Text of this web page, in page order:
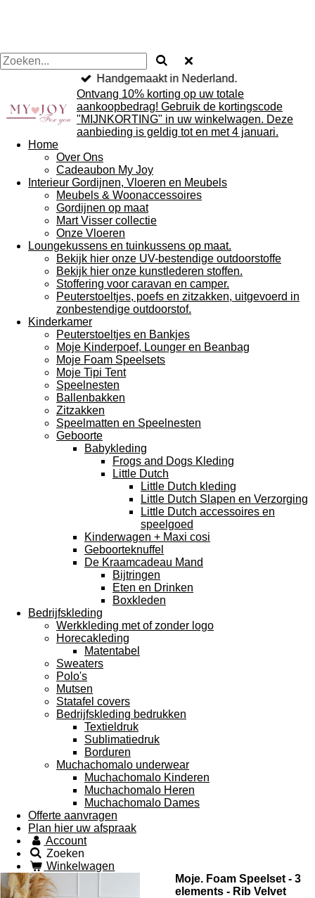
Handgemaakt in Nederland.
Ontvang 10% korting op uw totale
aankoopbedrag! Gebruik de kortingscode
"MIJNKORTING" in uw winkelwagen. Deze
aanbieding is geldig tot en met 4 januari.
Home
Over Ons
Cadeaubon My Joy
Interieur Gordijnen, Vloeren en Meubels
Meubels & Woonaccessoires
Gordijnen op maat
Mart Visser collectie
Onze Vloeren
Loungekussens en tuinkussens op maat.
Bekijk hier onze UV-bestendige outdoorstoffe
Bekijk hier onze kunstlederen stoffen.
Stoffering voor caravan en camper.
Peuterstoeltjes, poefs en zitzakken, uitgevoerd in
zonbestendige outdoorstof.
Kinderkamer
Peuterstoeltjes en Bankjes
Moje Kinderpoef, Lounger en Beanbag
Moje Foam Speelsets
Moje Tipi Tent
Speelnesten
Ballenbakken
Zitzakken
Speelmatten en Speelnesten
Geboorte
Babykleding
Frogs and Dogs Kleding
Little Dutch
Little Dutch kleding
Little Dutch Slapen en Verzorging
Little Dutch accessoires en
speelgoed
Kinderwagen + Maxi cosi
Geboorteknuffel
De Kraamcadeau Mand
Bijtringen
Eten en Drinken
Boxkleden
Bedrijfskleding
Werkkleding met of zonder logo
Horecakleding
Matentabel
Sweaters
Polo's
Mutsen
Statafel covers
Bedrijfskleding bedrukken
Textieldruk
Sublimatiedruk
Borduren
Muchachomalo underwear
Muchachomalo Kinderen
Muchachomalo Heren
Muchachomalo Dames
Offerte aanvragen
Plan hier uw afspraak
Account
Zoeken
Winkelwagen
Moje. Foam Speelset - 3
elements - Rib Velvet